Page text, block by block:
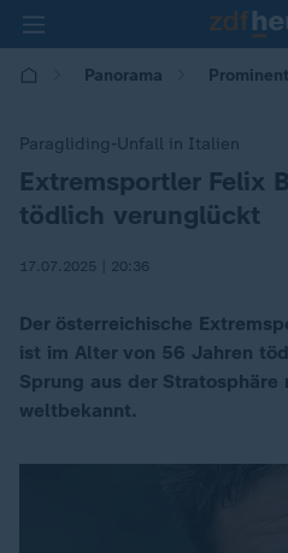
Panorama
Paragliding-Unfall in Italien
:Extremsportler Felix
tödlich verunglückt
17.07.2025 | 20:36
Der österreichische
ist im Alter von 56 Jahren
Sprung aus der
weltbekannt.